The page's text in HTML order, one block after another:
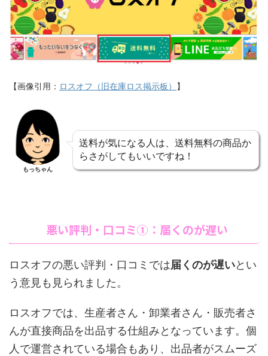
【画像引用： ロスオフ（旧在庫ロス掲示板） 】
もっちゃん
送料が気になる人は、送料無料の商品か
らさがしてもいいですね！
悪い評判・口コミ①：届くのが遅い
ロスオフの悪い評判・口コミでは届くのが遅いとい
う意見も見られました。
ロスオフでは、生産者さん・卸業者さん・販売者さ
んが直接商品を出品する仕組みとなっています。個
人で運営されている場合もあり、出品者がスムーズ